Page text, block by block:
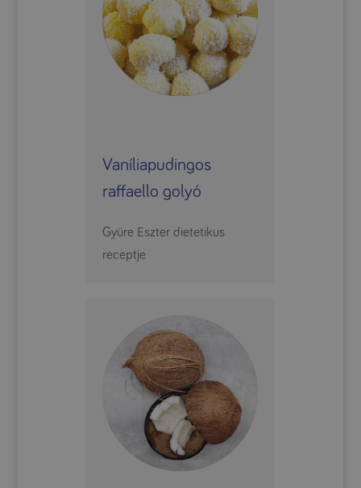
Vaníliapudingos
raffaello golyó
Gyüre Eszter dietetikus
receptje